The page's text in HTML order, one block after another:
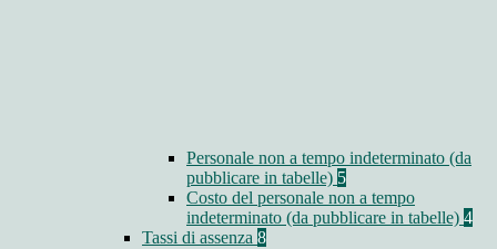
Personale non a tempo indeterminato (da
pubblicare in tabelle) 5
Costo del personale non a tempo
indeterminato (da pubblicare in tabelle) 4
Tassi di assenza 8